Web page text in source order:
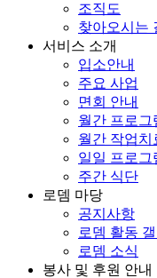
조직도
찾아오시는
서비스 소개
입소안내
주요 사업
면회 안내
월간 프로그
월간 작업치
일일 프로그
주간 식단
로뎀 마당
공지사항
로뎀 활동 갤
로뎀 소식
봉사 및 후원 안내